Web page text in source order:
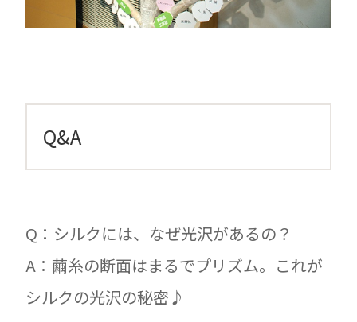
Q&A
Q：シルクには、なぜ光沢があるの？
A：繭糸の断面はまるでプリズム。これが
シルクの光沢の秘密♪